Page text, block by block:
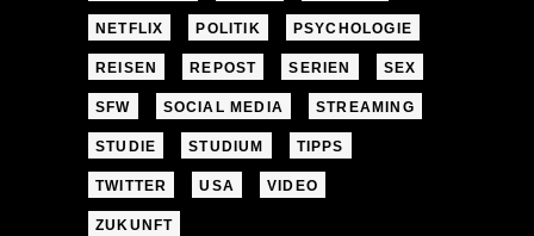
NETFLIX POLITIK PSYCHOLOGIE
REISEN REPOST SERIEN SEX
SFW SOCIAL MEDIA STREAMING
STUDIE STUDIUM TIPPS
TWITTER USA VIDEO
ZUKUNFT